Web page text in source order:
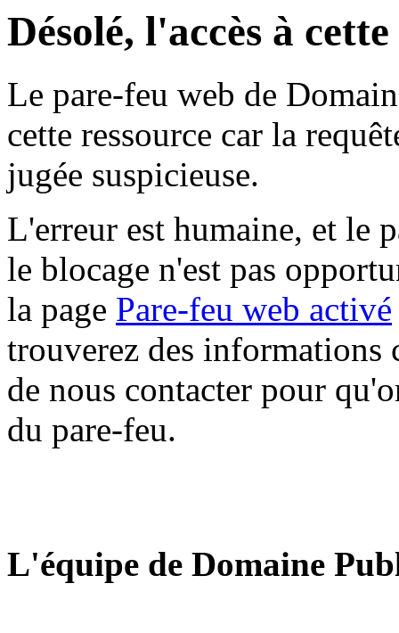
Désolé, l'accès à
Le pare-feu web de
cette ressource car la
jugée suspicieuse.
L'erreur est humaine, et le
le blocage n'est pas
la page Pare-feu web activé
trouverez des informations
de nous contacter pour
du pare-feu.
L'équipe de Domaine